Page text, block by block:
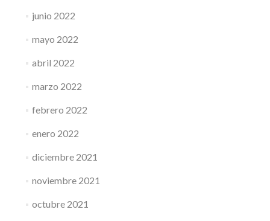
junio 2022
mayo 2022
abril 2022
marzo 2022
febrero 2022
enero 2022
diciembre 2021
noviembre 2021
octubre 2021